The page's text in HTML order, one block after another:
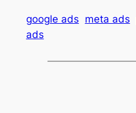
google ads meta ads
ads